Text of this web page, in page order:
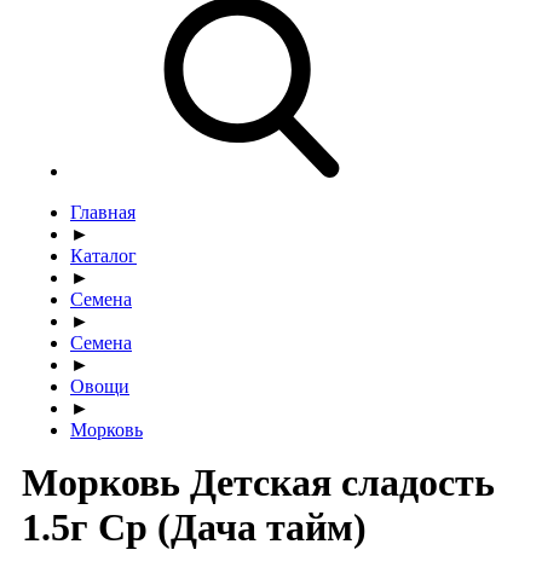
Главная
►
Каталог
►
Семена
►
Семена
►
Овощи
►
Морковь
Морковь Детская сладость
1.5г Ср (Дача тайм)